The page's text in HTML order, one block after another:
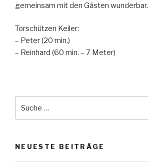
gemeinsam mit den Gästen wunderbar.
Torschützen Keiler:
– Peter (20 min.)
– Reinhard (60 min. – 7 Meter)
nach:
NEUESTE BEITRÄGE